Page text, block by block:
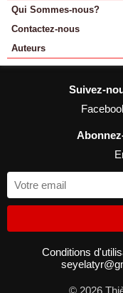
Qui Sommes-nous?
Contactez-nous
Auteurs
Suivez-
Conditions
© 2026